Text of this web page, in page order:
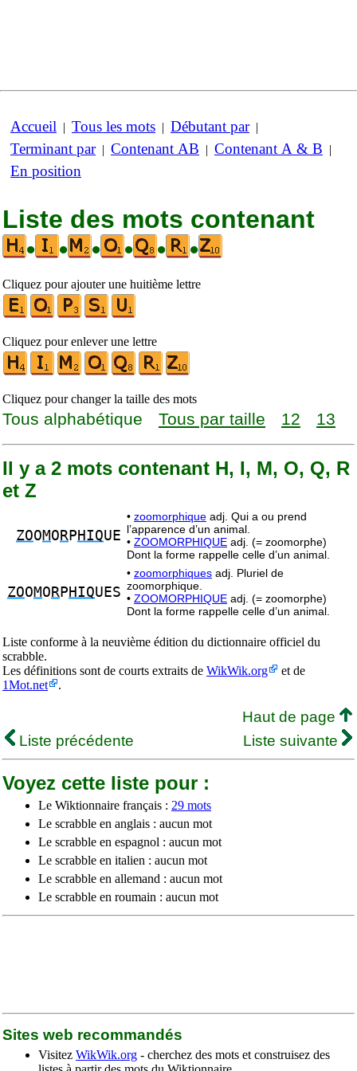
Accueil | Tous les mots | Débutant par|
Terminant par| Contenant AB | Contenant A & B |
En position
Liste des mots contenant
•
• • • • •
Cliquez pour ajouter une huitième lettre
Cliquez pour enlever une lettre
Cliquez pour changer la taille des mots
Tous alphabétique Tous par taille 12 13
Il y a 2 mots contenant H, I, M, O, Q, R
et Z
ZOOMO RP HIQUE
• zoomorphique adj. Qui a ou prend
l’apparence d’un animal.
• ZOOMORPHIQUE adj. (= zoomorphe)
Dont la forme rappelle celle d’un animal.
ZOOMO RP HIQUES
• zoomorphiques adj. Pluriel de
zoomorphique.
• ZOOMORPHIQUE adj. (= zoomorphe)
Dont la forme rappelle celle d’un animal.
Liste conforme à la neuvième édition du dictionnaire officiel du
scrabble.
Les définitions sont de courts extraits de WikWik.org
et de
1Mot.net
.
Haut de page
Liste précédente
Liste suivante
Voyez cette liste pour :
Le Wiktionnaire français : 29 mots
Le scrabble en anglais : aucun mot
Le scrabble en espagnol : aucun mot
Le scrabble en italien : aucun mot
Le scrabble en allemand : aucun mot
Le scrabble en roumain : aucun mot
Sites web recommandés
Visitez WikWik.org - cherchez des mots et construisez des